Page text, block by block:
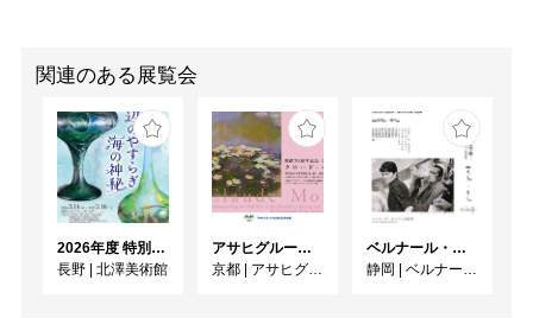
関連のある展覧会
2026年度 特別展「ガレとドーム、アール･ヌーヴォーのガラス 水辺のやすらぎ、海の神秘」
長野 | 北澤美術館
アサヒグループ大山崎山荘美術館 開館30周年記念展「没後100年 クロード・モネ」
京都 | アサヒグループ大山崎山荘美術館
ベルナール・ビュフェと写真 ーカメラがとらえたビュフェとその時代、そして21 世紀へ
静岡 | ベルナール・ビュフェ美術館